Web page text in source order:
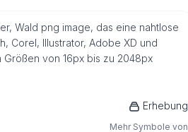
Wald png image, das eine nahtlose
Corel, Illustrator, Adobe XD und
von 16px bis zu 2048px
Erhebung
Mehr Symbole von